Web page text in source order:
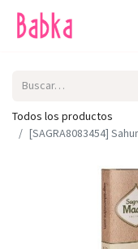
Todos los productos
[SAGRA8083454]